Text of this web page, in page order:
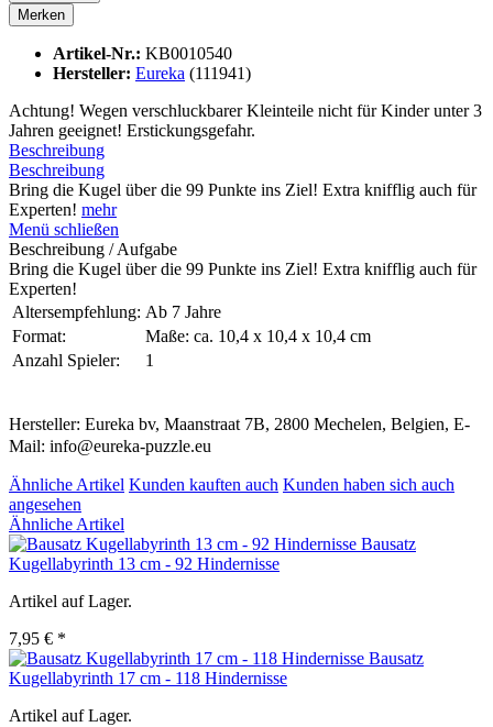
Merken
Artikel-Nr.: KB0010540
Hersteller: Eureka (111941)
Achtung! Wegen verschluckbarer Kleinteile nicht für Kinder unter 3
Jahren geeignet! Erstickungsgefahr.
Beschreibung
Beschreibung
Bring die Kugel über die 99 Punkte ins Ziel! Extra knifflig auch für
Experten! mehr
Menü schließen
Beschreibung / Aufgabe
Bring die Kugel über die 99 Punkte ins Ziel! Extra knifflig auch für
Experten!
Altersempfehlung: Ab 7 Jahre
Format:
Maße: ca. 10,4 x 10,4 x 10,4 cm
Anzahl Spieler:
1
Hersteller: Eureka bv, Maanstraat 7B, 2800 Mechelen, Belgien, E-
Mail: info@eureka-puzzle.eu
Ähnliche Artikel Kunden kauften auch Kunden haben sich auch
angesehen
Ähnliche Artikel
Bausatz
Kugellabyrinth 13 cm - 92 Hindernisse
Artikel auf Lager.
7,95 € *
Bausatz
Kugellabyrinth 17 cm - 118 Hindernisse
Artikel auf Lager.